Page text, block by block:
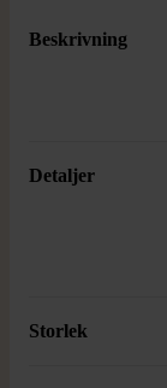
Beskrivning
Detaljer
Storlek